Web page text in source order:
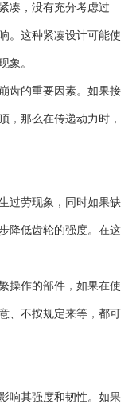
凑，没有充分考虑过
。这种紧凑设计可能使
象。
齿的重要因素。如果接
，那么在传递动力时，
过劳现象，同时如果缺
降低齿轮的强度。在这
操作的部件，如果在使
、不按规定来等，都可
响其强度和韧性。如果